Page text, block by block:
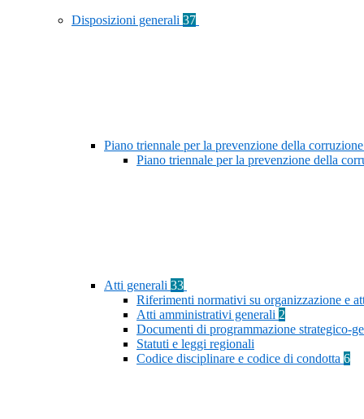
Disposizioni generali 37
Piano triennale per la prevenzione della
Piano triennale per la prevenzione della
Atti generali 33
Riferimenti normativi su organizzazione e
Atti amministrativi generali 2
Documenti di programmazione strategico-
Statuti e leggi regionali
Codice disciplinare e codice di condotta 6